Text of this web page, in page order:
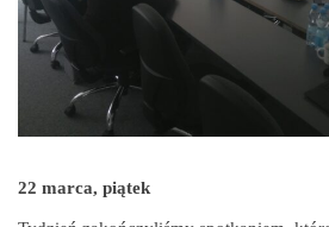
22 marca, piątek